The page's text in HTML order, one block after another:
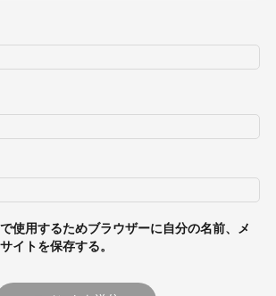
使用するためブラウザーに自分の名前、メ
イトを保存する。